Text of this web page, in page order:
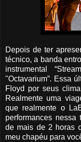
Depois de ter
técnico, a banda
instrumental
"Octavarium”. Essa
Floyd por seus
Realmente uma
que realmente o
performances
de mais de 2 horas
meu chapéu para